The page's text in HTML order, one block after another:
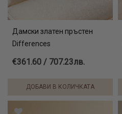
Дамски златен пръстен
Differences
€361.60 / 707.23лв.
ДОБАВИ В КОЛИЧКАТА